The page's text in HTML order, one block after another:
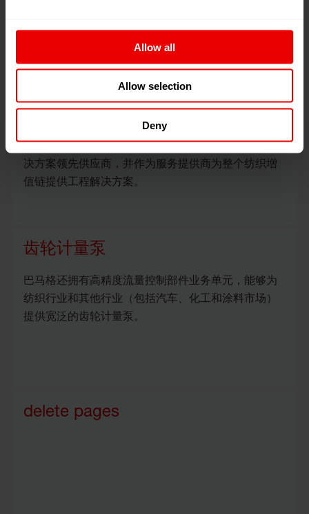
Allow all
Allow selection
Deny
从熔体到...
……纱线、纤维和非织造布——瑞士立达集团的子公
司巴马格（Barmag）旗下拥有巴马格（Barmag）和纽
马格（Neumag）两大品牌，是人造纤维长丝纺丝系
决方案领先供应商，并作为服务提供商为整个纺织增
值链提供工程解决方案。
齿轮计量泵
巴马格还拥有高精度流量控制部件业务单元，能够为
纺织行业和其他行业（包括汽车、化工和涂料市场）
提供宽泛的齿轮计量泵。
delete pages